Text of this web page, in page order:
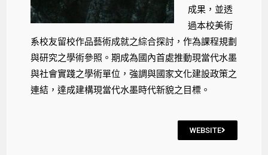
成果，並透
過本校美術
系校友留校作品藝術成就之綜合探討，作為課程規劃
與研究之學術參照。期成為國內首處推動現當代水墨
與社會實踐之學術單位，強調與國家文化建設政策之
連結，達成建構現當代水墨時代新貌之目標。
WEBSITE